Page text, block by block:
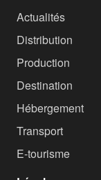
Actualités
Distribution
Production
Destination
Hébergement
Transport
E-tourisme